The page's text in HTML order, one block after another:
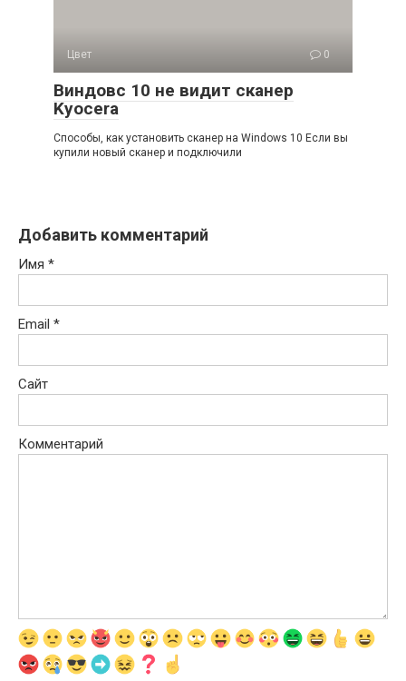
Цвет 0
Виндовс 10 не видит сканер
Kyocera
Способы, как установить сканер на Windows 10 Если вы
купили новый сканер и подключили
Добавить комментарий
Имя *
Email *
Сайт
Комментарий